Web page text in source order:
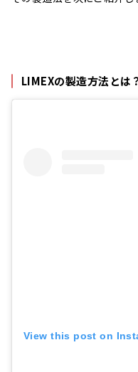
LIMEXの製造方法とは
View this post on